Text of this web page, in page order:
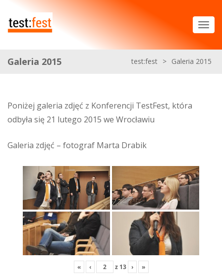
Galeria 2015 test:fest > Galeria 2015
Poniżej galeria zdjęć z Konferencji TestFest, która
odbyła się 21 lutego 2015 we Wrocławiu
Galeria zdjęć – fotograf Marta Drabik
« ‹ z 13 › »